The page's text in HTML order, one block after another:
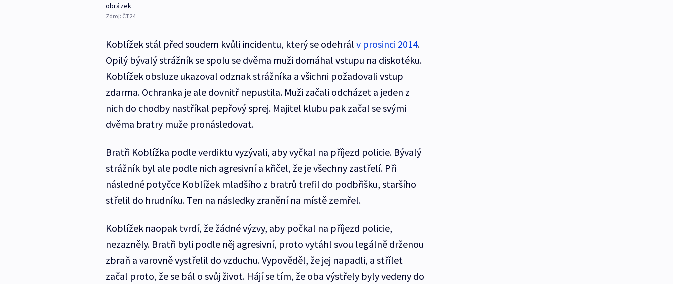
obrázek
Zdroj: ČT24
Koblížek stál před soudem kvůli incidentu, který se odehrál v prosinci 2014.
Opilý bývalý strážník se spolu se dvěma muži domáhal vstupu na diskotéku.
Koblížek obsluze ukazoval odznak strážníka a všichni požadovali vstup
zdarma. Ochranka je ale dovnitř nepustila. Muži začali odcházet a jeden z
nich do chodby nastříkal pepřový sprej. Majitel klubu pak začal se svými
dvěma bratry muže pronásledovat.
Bratři Koblížka podle verdiktu vyzývali, aby vyčkal na příjezd policie. Bývalý
strážník byl ale podle nich agresivní a křičel, že je všechny zastřelí. Při
následné potyčce Koblížek mladšího z bratrů trefil do podbřišku, staršího
střelil do hrudníku. Ten na následky zranění na místě zemřel.
Koblížek naopak tvrdí, že žádné výzvy, aby počkal na příjezd policie,
nezazněly. Bratři byli podle něj agresivní, proto vytáhl svou legálně drženou
zbraň a varovně vystřelil do vzduchu. Vypověděl, že jej napadli, a střílet
začal proto, že se bál o svůj život. Hájí se tím, že oba výstřely byly vedeny do